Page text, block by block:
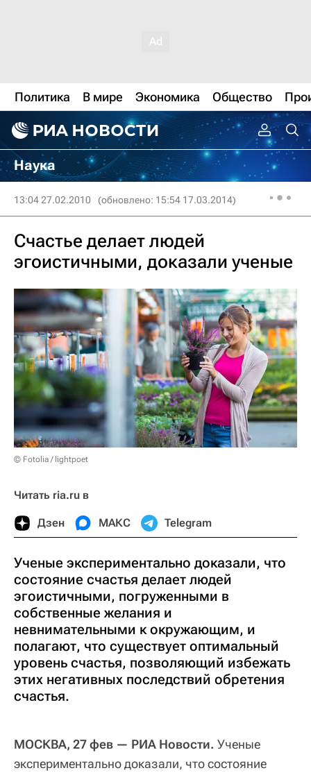
Политика В мире Экономика Общество
Наука
13:04 27.02.2010 (обновлено: 15:54 17.03.2014)
Счастье делает людей
эгоистичными, доказали ученые
© Fotolia / lightpoet
Читать ria.ru в
Дзен МАКС Telegram
Ученые экспериментально доказали, что
состояние счастья делает людей
эгоистичными, погруженными в
собственные желания и
невнимательными к окружающим, и
полагают, что существует оптимальный
уровень счастья, позволяющий избежать
этих негативных последствий обретения
счастья.
МОСКВА, 27 фев — РИА Новости. Ученые
экспериментально доказали, что состояние